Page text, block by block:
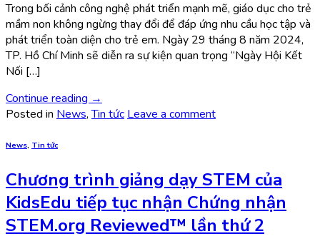
Trong bối cảnh công nghệ phát triển mạnh mẽ, giáo dục cho trẻ
mầm non không ngừng thay đổi để đáp ứng nhu cầu học tập và
phát triển toàn diện cho trẻ em. Ngày 29 tháng 8 năm 2024,
TP. Hồ Chí Minh sẽ diễn ra sự kiện quan trọng “Ngày Hội Kết
Nối […]
Continue reading →
Posted in News,Tin tức Leave a comment
News, Tin tức
Chương trình giảng dạy STEM của
KidsEdu tiếp tục nhận Chứng nhận
STEM.org Reviewed™ lần thứ 2